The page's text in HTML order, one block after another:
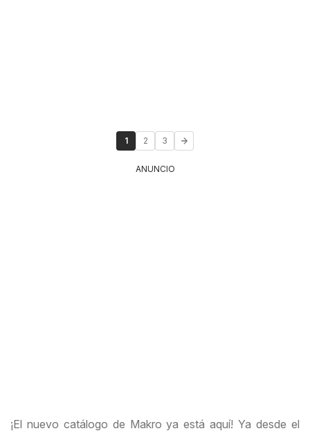
1 2 3
ANUNCIO
¡El nuevo catálogo de Makro ya está aquí! Ya desde el